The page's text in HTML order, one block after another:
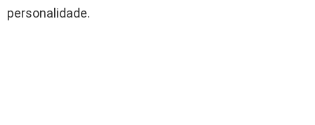
personalidade.